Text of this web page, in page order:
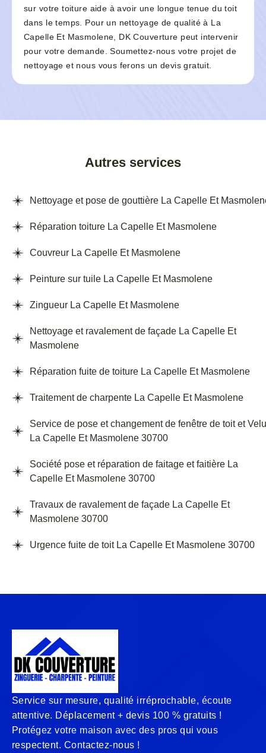
sur votre toiture aide à avoir une longue tenue du toit
dans le temps. Pour un nettoyage de qualité à La
Capelle Et Masmolene, DK Couverture peut intervenir
pour votre demande. Soumettez-nous votre projet de
nettoyage et nous vous ferons un devis gratuit.
Autres services
Nettoyage et pose de gouttière La Capelle Et
Réparation toiture La Capelle Et Masmolene
Couvreur La Capelle Et Masmolene
Peinture sur tuile La Capelle Et Masmolene
Zingueur La Capelle Et Masmolene
Nettoyage et ravalement de façade La Capelle Et
Masmolene
Réparation fuite de toiture La Capelle Et Masmolene
Traitement de charpente La Capelle Et Masmolene
Service de pose et changement de fenêtre de toit et
La Capelle Et Masmolene 30700
Société pose et réparation de faitage et faitière La
Capelle Et Masmolene 30700
Travaux de ravalement de façade La Capelle Et
Masmolene 30700
Urgence fuite de toit La Capelle Et Masmolene 30700
Service sur mesure, qualité irréprochable, écoute
attentive. Déplacement + devis 100 % gratuits !
Protégez votre maison avec des pros qui vous
respectent. Contactez-nous !